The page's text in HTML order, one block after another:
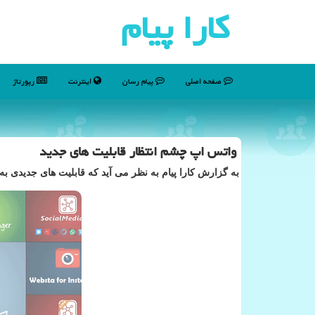
كارا پیام
صفحه اصلی پیام رسان اینترنت رپورتاژ
واتس اپ چشم انتظار قابلیت های جدید
به گزارش كارا پیام به نظر می آید كه قابلیت های جدیدی